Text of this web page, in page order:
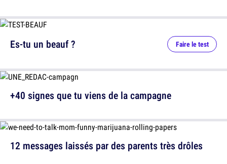
12 messages laissés par des parents très drôles
Es-tu un beauf ? Faire le test
+40 signes que tu viens de la campagne